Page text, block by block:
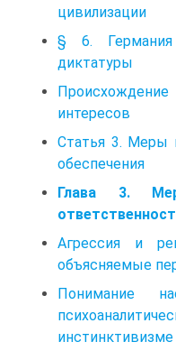
цивилизации
§ 6.
диктатуры
интересов
Статья 3. Меры
обеспечения
Глава 3.
Агрессия и
объясняемые
Понимание